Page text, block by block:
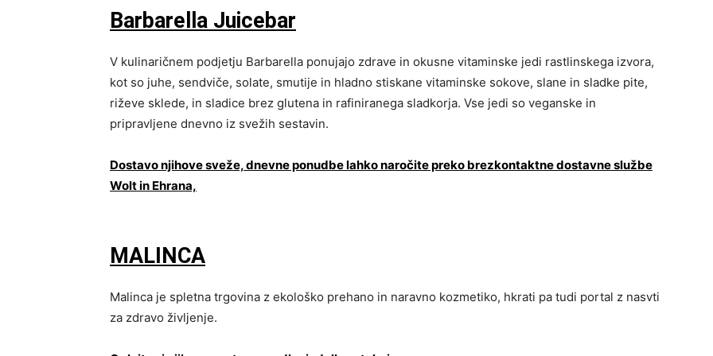
Barbarella Juicebar
V kulinaričnem podjetju Barbarella ponujajo zdrave in okusne vitaminske jedi rastlinskega izvora,
kot so juhe, sendviče, solate, smutije in hladno stiskane vitaminske sokove, slane in sladke pite,
riževe sklede, in sladice brez glutena in rafiniranega sladkorja. Vse jedi so veganske in
pripravljene dnevno iz svežih sestavin.
Dostavo njihove sveže, dnevne ponudbe lahko naročite preko brezkontaktne dostavne službe
Wolt in Ehrana,
MALINCA
Malinca je spletna trgovina z ekološko prehano in naravno kozmetiko, hkrati pa tudi portal z nasvti
za zdravo življenje.